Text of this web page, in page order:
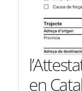
en